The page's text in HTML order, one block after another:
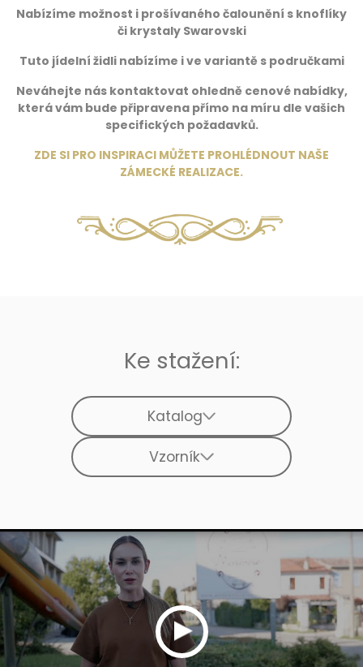
Nabízíme možnost i prošívaného čalounění s knoflíky
či krystaly Swarovski
Tuto jídelní židli nabízíme i ve variantě s područkami
Neváhejte nás kontaktovat ohledně cenové nabídky,
která vám bude připravena přímo na míru dle vašich
specifických požadavků.
ZDE SI PRO INSPIRACI MŮŽETE PROHLÉDNOUT NAŠE
ZÁMECKÉ REALIZACE.
Ke stažení:
Katalog
Vzorník